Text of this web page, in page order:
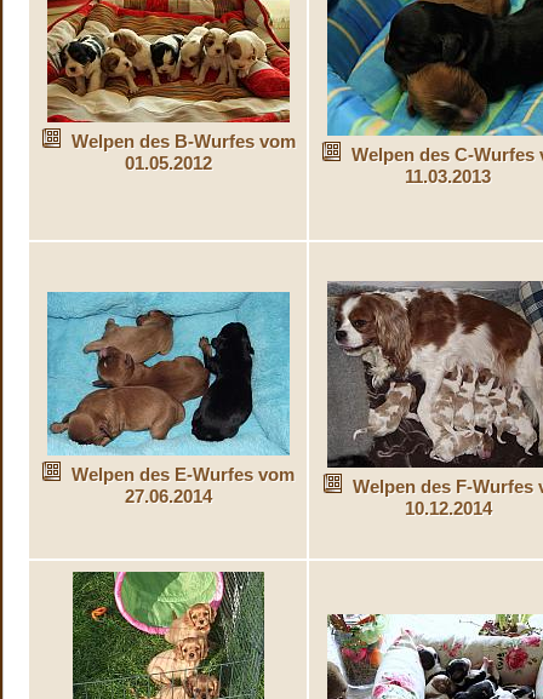
Welpen des B-Wurfes vom
01.05.2012
Welpen des C-Wurfes
11.03.2013
Welpen des E-Wurfes vom
27.06.2014
Welpen des F-Wurfes
10.12.2014